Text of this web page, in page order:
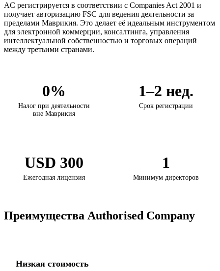
AC регистрируется в соответствии с Companies Act 2001 и
получает авторизацию FSC для ведения деятельности за
пределами Маврикия. Это делает её идеальным инструментом
для электронной коммерции, консалтинга, управления
интеллектуальной собственностью и торговых операций
между третьими странами.
0%
Налог при деятельности
вне Маврикия
1–2 нед.
Срок регистрации
USD 300
Ежегодная лицензия
1
Минимум директоров
Преимущества Authorised Company
Низкая стоимость